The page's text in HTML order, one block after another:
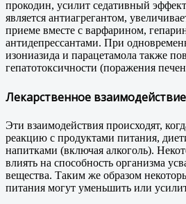
прокодин, усилит седативный
является антиагрегантом,
приеме вместе с варфарином,
антидепрессантами. При
изониазида и парацетамола также
гепатотоксичности (поражения
Лекарственное
Эти взаимодействия происходят,
реакцию с продуктами питания,
напитками (включая алкоголь).
влиять на способность организма
вещества. Таким же образом
питания могут уменьшить или